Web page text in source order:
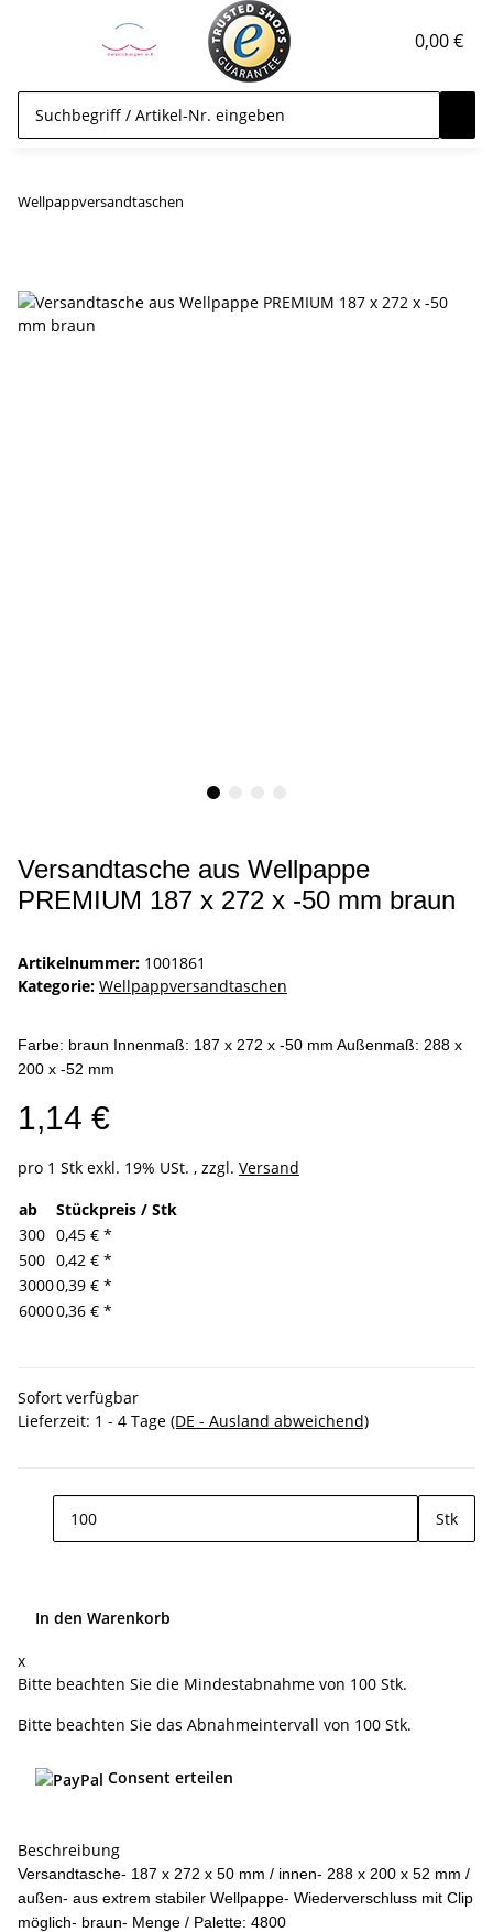
0,00 €
Wellpappversandtaschen
Versandtasche aus Wellpappe
PREMIUM 187 x 272 x -50 mm braun
Artikelnummer: 1001861
Kategorie: Wellpappversandtaschen
Farbe: braun Innenmaß: 187 x 272 x -50 mm Außenmaß: 288 x
200 x -52 mm
1,14 €
pro 1 Stk exkl. 19% USt. , zzgl. Versand
ab
Stückpreis / Stk
300 0,45 € *
500 0,42 € *
30000,39 € *
60000,36 € *
Sofort verfügbar
Lieferzeit: 1 - 4 Tage (DE - Ausland abweichend)
Stk
In den Warenkorb
x
Bitte beachten Sie die Mindestabnahme von 100 Stk.
Bitte beachten Sie das Abnahmeintervall von 100 Stk.
Consent erteilen
Beschreibung
Versandtasche- 187 x 272 x 50 mm / innen- 288 x 200 x 52 mm /
außen- aus extrem stabiler Wellpappe- Wiederverschluss mit Clip
möglich- braun- Menge / Palette: 4800